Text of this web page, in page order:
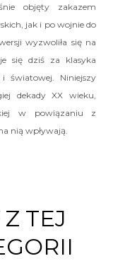
objęty zakazem
jak i po wojnie do
wyzwoliła się na
się dziś za klasyka
i światowej. Niniejszy
dekady XX wieku,
w powiązaniu z
nią wpływają.
TEJ